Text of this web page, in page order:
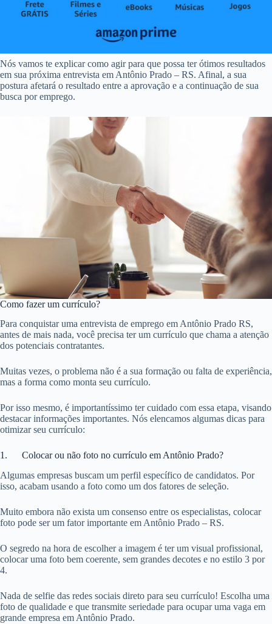
Nós vamos te explicar como agir para que possa ter ótimos resultados
em sua próxima entrevista em Antônio Prado – RS. Afinal, a sua
postura afetará o resultado entre a aprovação e a continuação de sua
busca por emprego.
Como fazer um currículo?
Para conquistar uma entrevista de emprego em Antônio Prado RS,
antes de mais nada, você precisa ter um currículo que chama a atenção
dos potenciais contratantes.
Muitas vezes, o problema não é a sua formação ou falta de experiência,
mas a forma como monta seu currículo.
Por isso mesmo, é importantíssimo ter cuidado com essa etapa, visando
destacar informações importantes. Nós elencamos algumas dicas para
otimizar seu currículo:
1. Colocar ou não foto no currículo em Antônio Prado?
Algumas empresas buscam um perfil específico de candidatos. Por
isso, acabam usando a foto como um dos fatores de seleção.
Muito embora não exista um consenso entre os especialistas, colocar
foto pode ser um fator importante em Antônio Prado – RS.
O segredo na hora de escolher a imagem é ter um visual profissional,
colocar uma foto bem coerente, sem grandes decotes e no estilo 3 por
4.
Nada de selfie das redes sociais direto para seu currículo! Escolha uma
foto de qualidade e que transmite seriedade para ocupar uma vaga em
grande empresa em Antônio Prado.